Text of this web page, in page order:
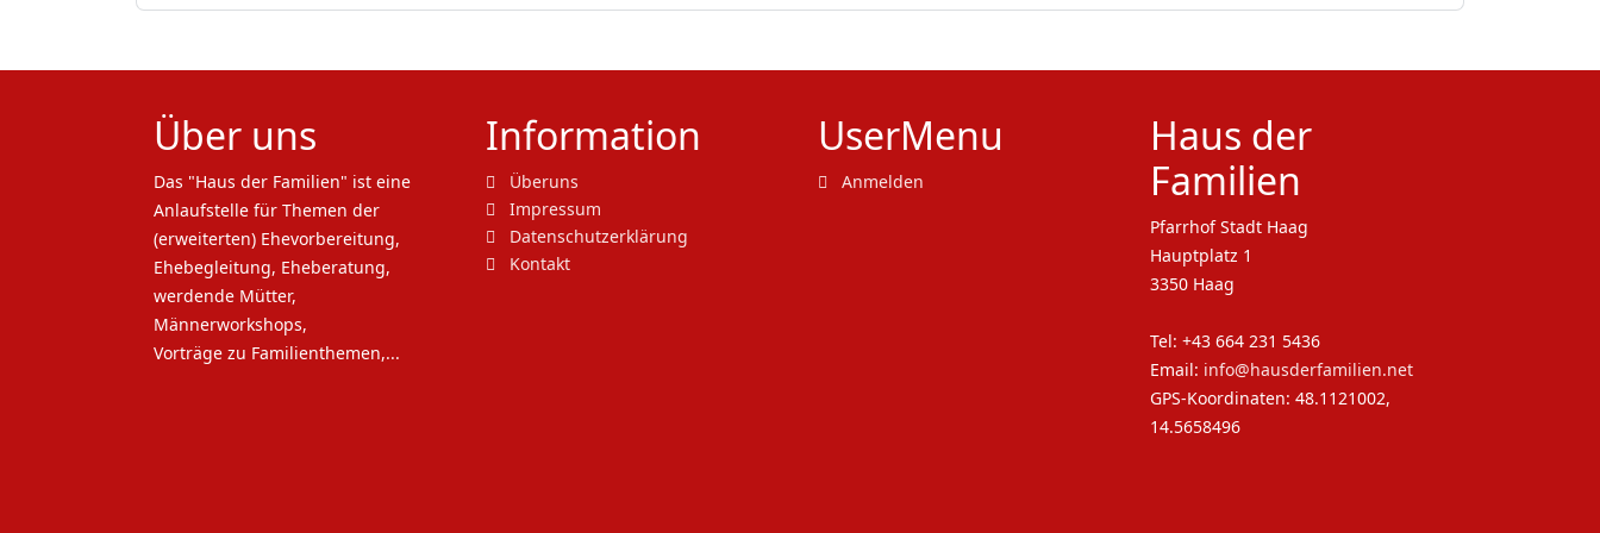
Über uns
Das "Haus der Familien" ist eine
Anlaufstelle für Themen der
(erweiterten) Ehevorbereitung,
Ehebegleitung, Eheberatung,
werdende Mütter,
Männerworkshops,
Vorträge zu Familienthemen,...
Information
Überuns
Impressum
Datenschutzerklärung
Kontakt
UserMenu
Anmelden
Haus der
Familien
Pfarrhof Stadt Haag
Hauptplatz 1
3350 Haag
Tel: +43 664 231 5436
Email: info@hausderfamilien.net
GPS-Koordinaten: 48.1121002,
14.5658496